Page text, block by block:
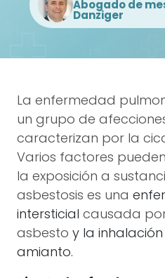
Abogado de
Danziger
La enfermedad
un grupo de
caracterizan por la
Varios factores
la exposición a
asbestosis es una
intersticial causada
asbesto y la
amianto.